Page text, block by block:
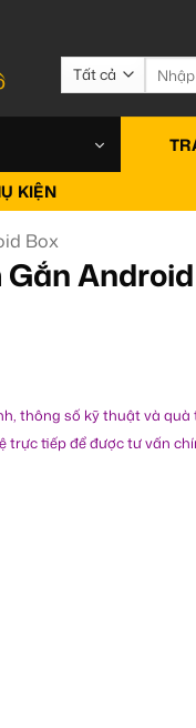
Tìm
kiếm:
KIỆN
Box
thông số kỹ thuật và
trực tiếp để được tư vấn